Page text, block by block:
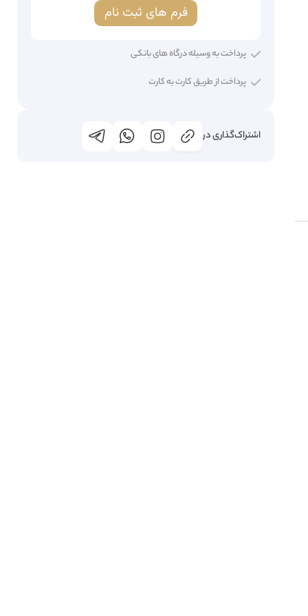
فرم های ثبت نام
پرداخت به وسیله درگاه های بانکی
پرداخت از طریق کارت به کارت
اشتراک‌گذاری در